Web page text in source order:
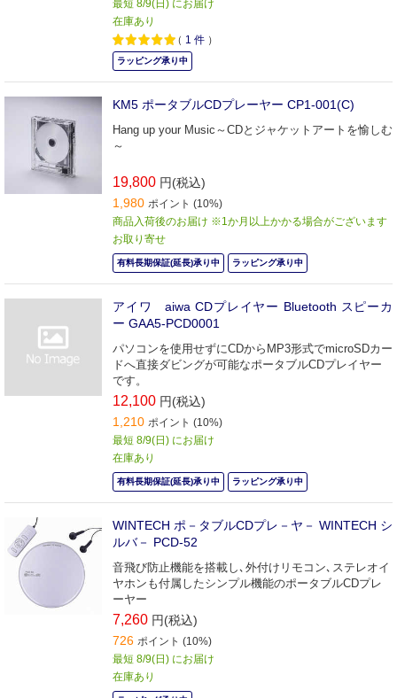
最短 8/9(日) にお届け
在庫あり
（ 1 件 ）
ラッピング承り中
KM5 ポータブルCDプレーヤー CP1-001(C)
Hang up your Music～CDとジャケットアートを愉しむ
～
19,800 円(税込)
1,980 ポイント (10%)
商品入荷後のお届け ※1か月以上かかる場合がございます
お取り寄せ
有料長期保証(延長)承り中 ラッピング承り中
アイワ aiwa CDプレイヤー Bluetooth スピーカ
ー GAA5-PCD0001
パソコンを使用せずにCDからMP3形式でmicroSDカー
ドへ直接ダビングが可能なポータブルCDプレイヤー
です。
12,100 円(税込)
1,210 ポイント (10%)
最短 8/9(日) にお届け
在庫あり
有料長期保証(延長)承り中 ラッピング承り中
WINTECH ポ－タブルCDプレ－ヤ－ WINTECH シ
ルバ－ PCD-52
音飛び防止機能を搭載し､外付けリモコン､ステレオイ
ヤホンも付属したシンプル機能のポータブルCDプレ
ーヤー
7,260 円(税込)
726 ポイント (10%)
最短 8/9(日) にお届け
在庫あり